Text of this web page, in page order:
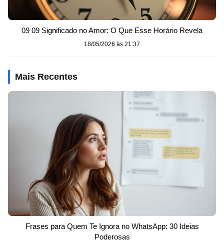
09 09 Significado no Amor: O Que Esse Horário Revela
18/05/2026 às 21:37
Mais Recentes
Frases para Quem Te Ignora no WhatsApp: 30 Ideias
Poderosas